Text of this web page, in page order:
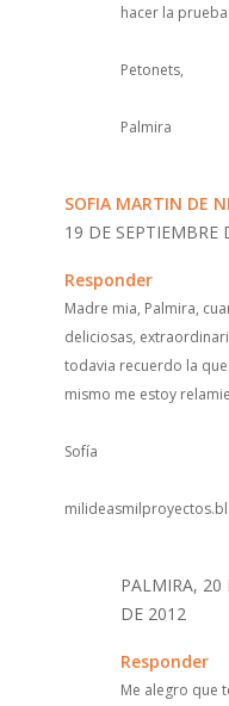
hacer la
Petonets,
Palmira
SOFIA MARTIN DE
19 DE SEPTIEMBRE
Responder
Madre mia, Palmira,
deliciosas,
todavia recuerdo la
mismo me estoy
Sofía
PALMIRA, 20
DE 2012
Responder
Me alegro que